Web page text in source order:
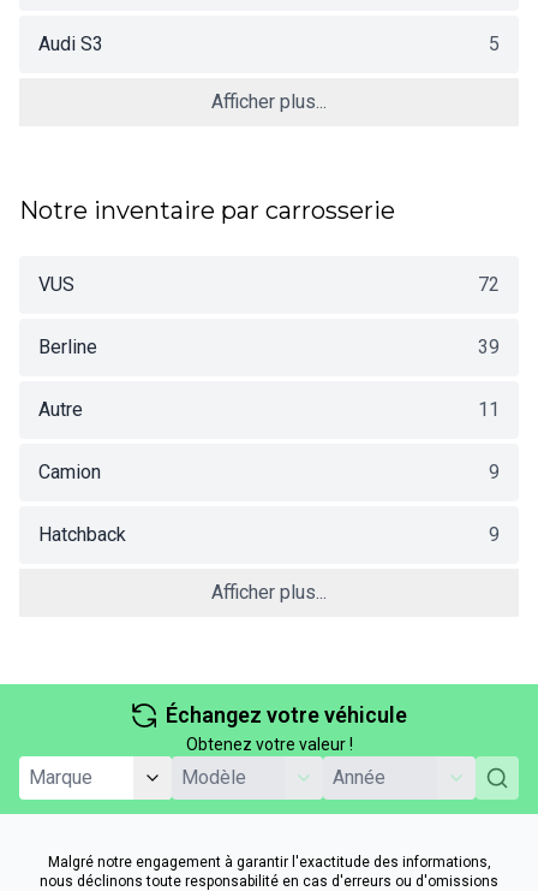
Audi S3 5
Afficher plus...
Notre inventaire par carrosserie
VUS 72
Berline 39
Autre 11
Camion 9
Hatchback 9
Afficher plus...
Échangez votre véhicule
Obtenez votre valeur !
Malgré notre engagement à garantir l'exactitude des informations,
nous déclinons toute responsabilité en cas d'erreurs ou d'omissions